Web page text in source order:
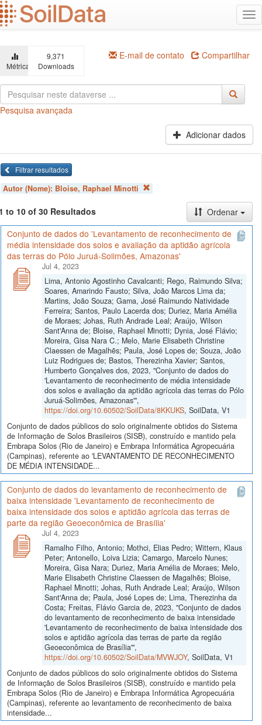
Ir
para
o
principal
Métricas
9,371
Downloads
E-mail de contato Compartilhar
Pesquisa avançada
Adicionar dados
Filtrar resultados
Autor (Nome): Bloise, Raphael Minotti
to 10 of 30 Resultados
Ordenar
Conjunto de dados do 'Levantamento de reconhecimento de
média intensidade dos solos e avaliação da aptidão agrícola
das terras do Pólo Juruá-Solimões, Amazonas'
Jul 4, 2023
Lima, Antonio Agostinho Cavalcanti; Rego, Raimundo Silva;
Soares, Amarindo Fausto; Silva, João Marcos Lima da;
Martins, João Souza; Gama, José Raimundo Natividade
Ferreira; Santos, Paulo Lacerda dos; Duriez, Maria Amélia
de Moraes; Johas, Ruth Andrade Leal; Araújo, Wilson
Sant'Anna de; Bloise, Raphael Minotti; Dynia, José Flávio;
Moreira, Gisa Nara C.; Melo, Marie Elisabeth Christine
Claessen de Magalhẽs; Paula, José Lopes de; Souza, João
Luiz Rodrigues de; Bastos, Therezinha Xavier; Santos,
Humberto Gonçalves dos, 2023, "Conjunto de dados do
'Levantamento de reconhecimento de média intensidade
dos solos e avaliação da aptidão agrícola das terras do Pólo
Juruá-Solimões, Amazonas'",
https://doi.org/10.60502/SoilData/8KKUKS, SoilData, V1
Conjunto de dados públicos do solo originalmente obtidos do Sistema
de Informação de Solos Brasileiros (SISB), construído e mantido pela
Embrapa Solos (Rio de Janeiro) e Embrapa Informática Agropecuária
(Campinas), referente ao 'LEVANTAMENTO DE RECONHECIMENTO
DE MÉDIA INTENSIDADE...
Conjunto de dados do levantamento de reconhecimento de
baixa intensidade 'Levantamento de reconhecimento de
baixa intensidade dos solos e aptidão agrícola das terras de
parte da região Geoeconômica de Brasília'
Jul 4, 2023
Ramalho Filho, Antonio; Mothci, Elias Pedro; Wittern, Klaus
Peter; Antonello, Loiva Lizia; Camargo, Marcelo Nunes;
Moreira, Gisa Nara; Duriez, Maria Amélia de Moraes; Melo,
Marie Elisabeth Christine Claessen de Magalhẽs; Bloise,
Raphael Minotti; Johas, Ruth Andrade Leal; Araújo, Wilson
Sant'Anna de; Paula, José Lopes de; Lima, Therezinha da
Costa; Freitas, Flávio Garcia de, 2023, "Conjunto de dados
do levantamento de reconhecimento de baixa intensidade
'Levantamento de reconhecimento de baixa intensidade dos
solos e aptidão agrícola das terras de parte da região
Geoeconômica de Brasília'",
https://doi.org/10.60502/SoilData/MVWJOY, SoilData, V1
Conjunto de dados públicos do solo originalmente obtidos do Sistema
de Informação de Solos Brasileiros (SISB), construído e mantido pela
Embrapa Solos (Rio de Janeiro) e Embrapa Informática Agropecuária
(Campinas), referente ao levantamento de reconhecimento de baixa
intensidade...